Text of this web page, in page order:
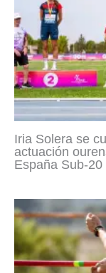
Iria Solera se
actuación
España Sub-20